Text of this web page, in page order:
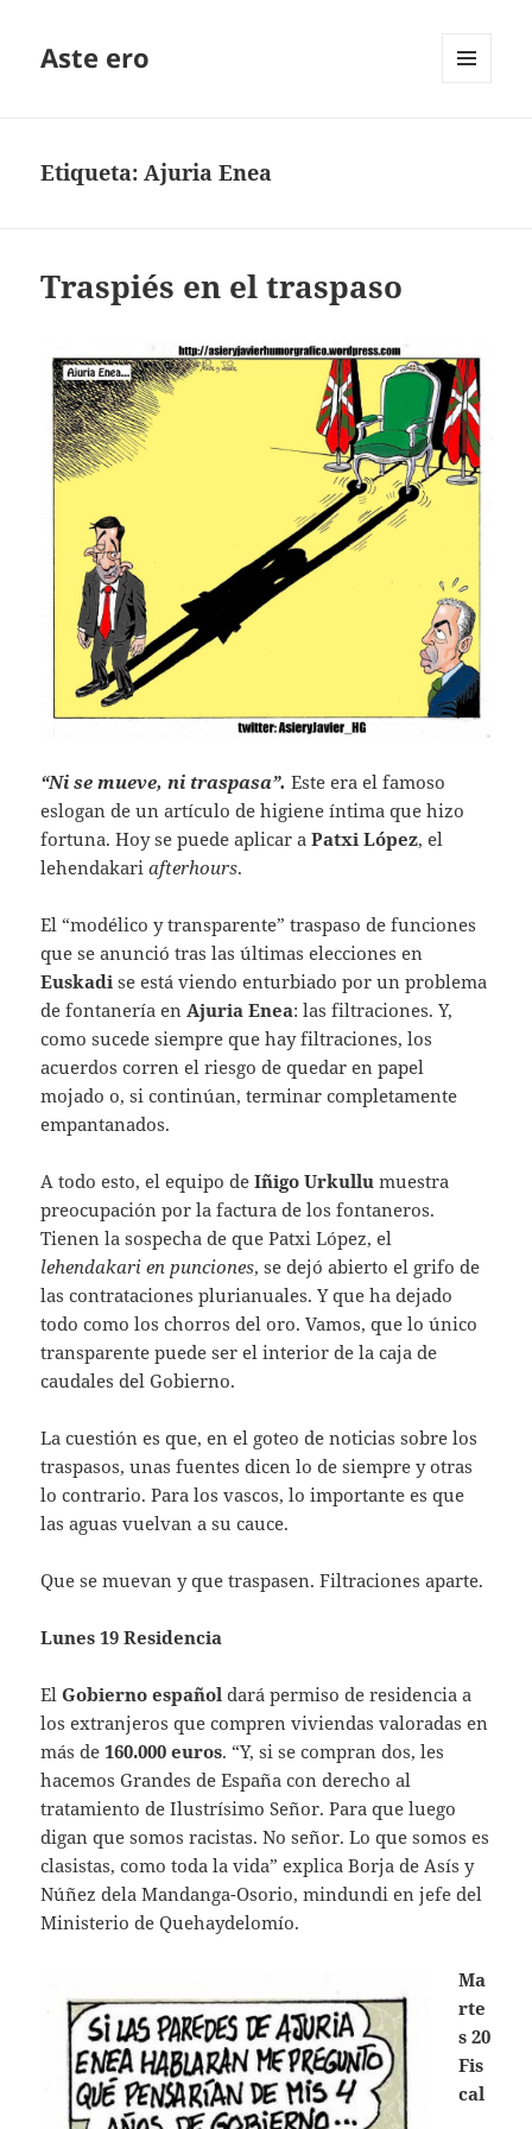
Aste ero
Etiqueta:Ajuria Enea
Traspiés en el traspaso
“Ni se mueve, ni traspasa”. Este era el famoso
eslogan de un artículo de higiene íntima que hizo
fortuna. Hoy se puede aplicar aPatxi López, el
lehendakariafterhours.
El “modélico y transparente” traspaso de funciones
que se anunció tras las últimas elecciones en
Euskadi se está viendo enturbiado por un problema
de fontanería enAjuria Enea: las filtraciones. Y,
como sucede siempre que hay filtraciones, los
acuerdos corren el riesgo de quedar en papel
mojado o, si continúan, terminar completamente
empantanados.
A todo esto, el equipo deIñigo Urkullu muestra
preocupación por la factura de los fontaneros.
Tienen la sospecha de que Patxi López, el
lehendakari en punciones, se dejó abierto el grifo de
las contrataciones plurianuales. Y que ha dejado
todo como los chorros del oro. Vamos, que lo único
transparente puede ser el interior de la caja de
caudales del Gobierno.
La cuestión es que, en el goteo de noticias sobre los
traspasos, unas fuentes dicen lo de siempre y otras
lo contrario. Para los vascos, lo importante es que
las aguas vuelvan a su cauce.
Que se muevan y que traspasen. Filtraciones aparte.
Lunes 19 Residencia
ElGobierno español dará permiso de residencia a
los extranjeros que compren viviendas valoradas en
más de160.000 euros. “Y, si se compran dos, les
hacemos Grandes de España con derecho al
tratamiento de Ilustrísimo Señor. Para que luego
digan que somos racistas. No señor. Lo que somos es
clasistas, como toda la vida” explica Borja de Asís y
Núñez dela Mandanga-Osorio, mindundi en jefe del
Ministerio de Quehaydelomío.
Ma
rte
s 20
Fis
cal